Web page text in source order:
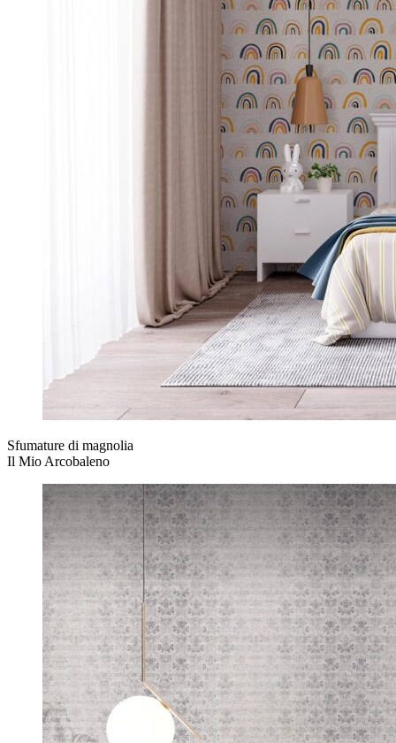
Sfumature di magnolia
Il Mio Arcobaleno